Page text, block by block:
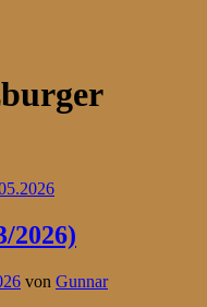
2026)
von Gunnar